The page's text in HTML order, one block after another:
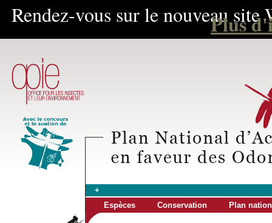
Rendez-vous sur le nouveau
Plus
+
Espèces
Conservation Plan